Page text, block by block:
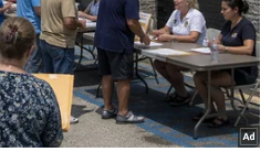
Cách các sân bay Mỹ rút
ngắn thời gian làm thủ tục
05/08/2026 07:17